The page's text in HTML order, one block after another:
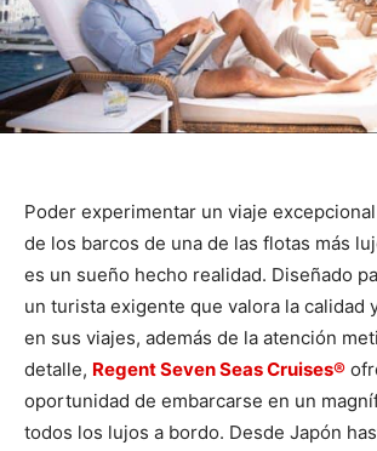
Poder experimentar un viaje
de los barcos de una de las flotas más
es un sueño hecho realidad. Diseñado
un turista exigente que valora la calidad
en sus viajes, además de la atención
detalle, Regent Seven Seas Cruises®
oportunidad de embarcarse en un
todos los lujos a bordo. Desde Japón